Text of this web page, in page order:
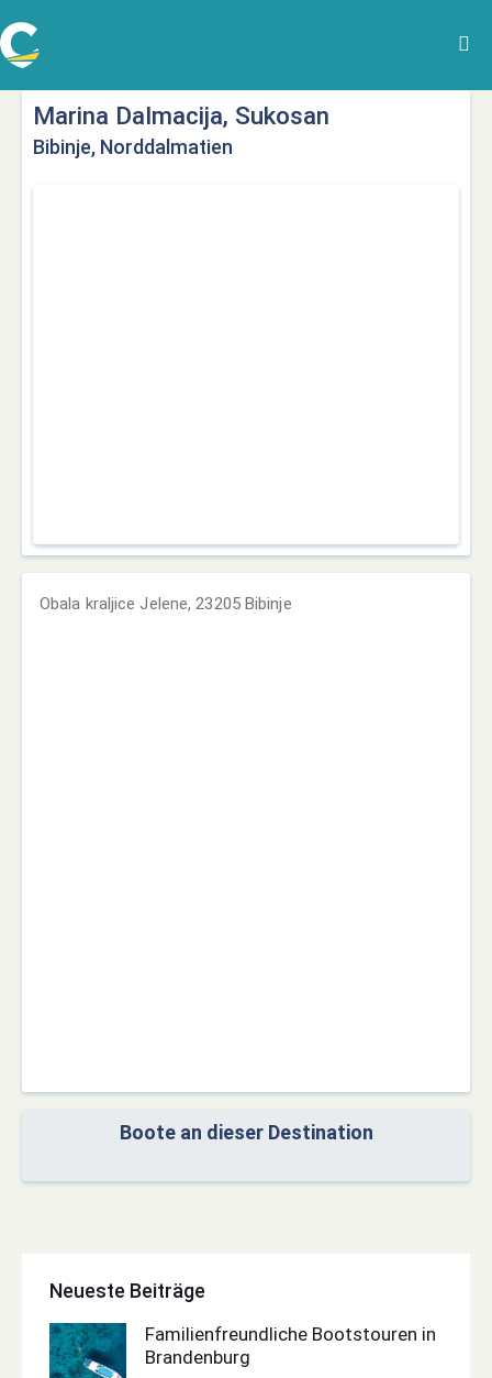
Marina Dalmacija, Sukosan
Bibinje, Norddalmatien
Obala kraljice Jelene, 23205 Bibinje
Boote an dieser Destination
Neueste Beiträge
Familienfreundliche Bootstouren in
Brandenburg